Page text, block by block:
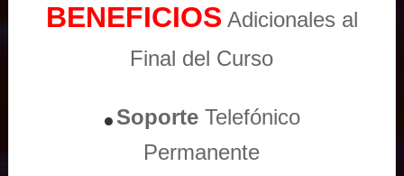
BENEFICIOS Adicionales al
Final del Curso
Soporte Telefónico
Permanente